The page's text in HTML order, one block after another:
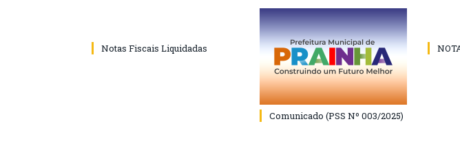
Notas Fiscais Liquidadas
Comunicado (PSS Nº 003/2025)